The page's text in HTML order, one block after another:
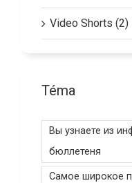
Video Shorts (2)
Téma
Вы узнаете из
бюллетеня
Самое широкое